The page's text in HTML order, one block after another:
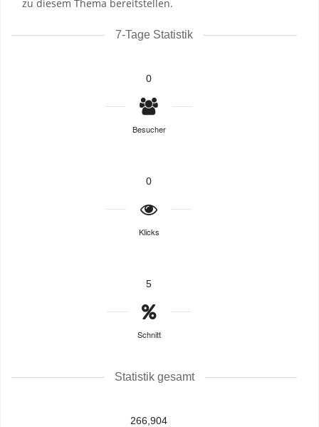
zu diesem Thema bereitstellen.
7-Tage Statistik
0
Besucher
0
Klicks
5
Schnitt
Statistik gesamt
266,904